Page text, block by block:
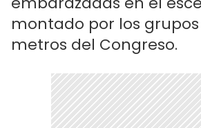
montado por los grupos
metros del Congreso.